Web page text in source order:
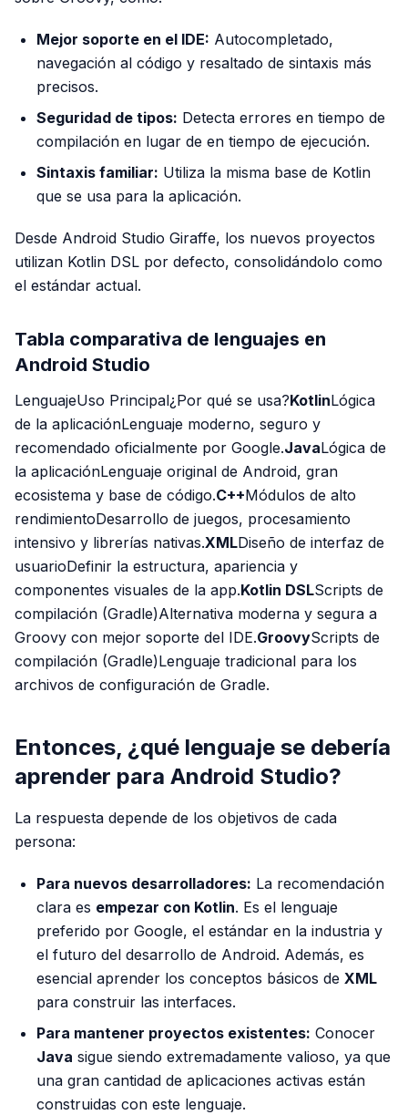
Mejor soporte en el IDE: Autocompletado,
navegación al código y resaltado de sintaxis más
precisos.
Seguridad de tipos: Detecta errores en tiempo de
compilación en lugar de en tiempo de ejecución.
Sintaxis familiar: Utiliza la misma base de Kotlin
que se usa para la aplicación.
Desde Android Studio Giraffe, los nuevos proyectos
utilizan Kotlin DSL por defecto, consolidándolo como
el estándar actual.
Tabla comparativa de lenguajes en
Android Studio
LenguajeUso Principal¿Por qué se usa?KotlinLógica
de la aplicaciónLenguaje moderno, seguro y
recomendado oficialmente por Google.JavaLógica de
la aplicaciónLenguaje original de Android, gran
ecosistema y base de código.C++Módulos de alto
rendimientoDesarrollo de juegos, procesamiento
intensivo y librerías nativas.XMLDiseño de interfaz de
usuarioDefinir la estructura, apariencia y
componentes visuales de la app.Kotlin DSLScripts de
compilación (Gradle)Alternativa moderna y segura a
Groovy con mejor soporte del IDE.GroovyScripts de
compilación (Gradle)Lenguaje tradicional para los
archivos de configuración de Gradle.
Entonces, ¿qué lenguaje se debería
aprender para Android Studio?
La respuesta depende de los objetivos de cada
persona:
Para nuevos desarrolladores: La recomendación
clara es empezar con Kotlin. Es el lenguaje
preferido por Google, el estándar en la industria y
el futuro del desarrollo de Android. Además, es
esencial aprender los conceptos básicos de XML
para construir las interfaces.
Para mantener proyectos existentes: Conocer
Java sigue siendo extremadamente valioso, ya que
una gran cantidad de aplicaciones activas están
construidas con este lenguaje.